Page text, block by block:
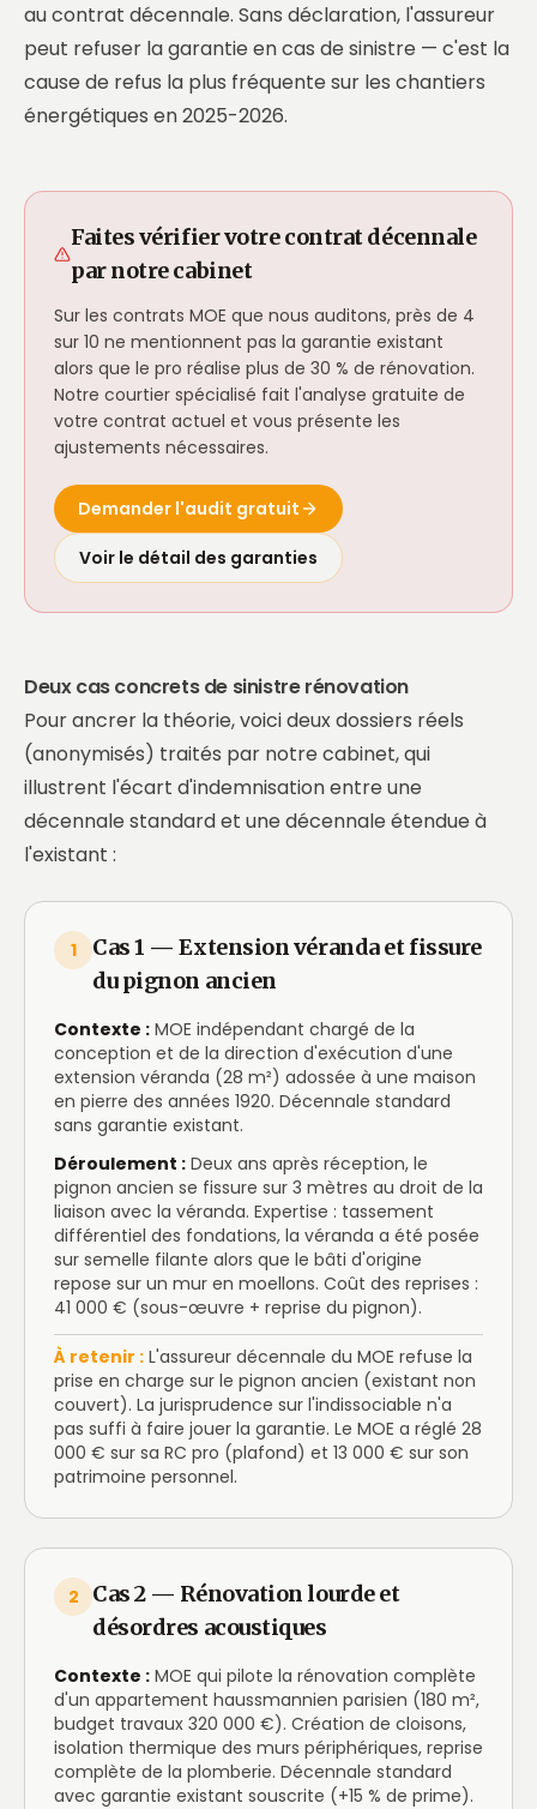
au contrat décennale. Sans déclaration, l'assureur
peut refuser la garantie en cas de sinistre — c'est la
cause de refus la plus fréquente sur les chantiers
énergétiques en 2025-2026.
Faites vérifier votre contrat décennale
par notre cabinet
Sur les contrats MOE que nous auditons, près de 4
sur 10 ne mentionnent pas la garantie existant
alors que le pro réalise plus de 30 % de rénovation.
Notre courtier spécialisé fait l'analyse gratuite de
votre contrat actuel et vous présente les
ajustements nécessaires.
Demander l'audit gratuit
Voir le détail des garanties
Deux cas concrets de sinistre rénovation
Pour ancrer la théorie, voici deux dossiers réels
(anonymisés) traités par notre cabinet, qui
illustrent l'écart d'indemnisation entre une
décennale standard et une décennale étendue à
l'existant :
1
Cas 1 — Extension véranda et fissure
du pignon ancien
Contexte : MOE indépendant chargé de la
conception et de la direction d'exécution d'une
extension véranda (28 m²) adossée à une maison
en pierre des années 1920. Décennale standard
sans garantie existant.
Déroulement : Deux ans après réception, le
pignon ancien se fissure sur 3 mètres au droit de la
liaison avec la véranda. Expertise : tassement
différentiel des fondations, la véranda a été posée
sur semelle filante alors que le bâti d'origine
repose sur un mur en moellons. Coût des reprises :
41 000 € (sous-œuvre + reprise du pignon).
À retenir : L'assureur décennale du MOE refuse la
prise en charge sur le pignon ancien (existant non
couvert). La jurisprudence sur l'indissociable n'a
pas suffi à faire jouer la garantie. Le MOE a réglé 28
000 € sur sa RC pro (plafond) et 13 000 € sur son
patrimoine personnel.
2
Cas 2 — Rénovation lourde et
désordres acoustiques
Contexte : MOE qui pilote la rénovation complète
d'un appartement haussmannien parisien (180 m²,
budget travaux 320 000 €). Création de cloisons,
isolation thermique des murs périphériques, reprise
complète de la plomberie. Décennale standard
avec garantie existant souscrite (+15 % de prime).